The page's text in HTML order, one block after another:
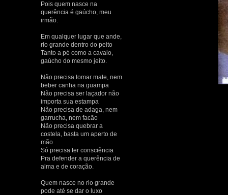
Pois quem nasce na
querência é gaúcho, meu
irmão.
Em qualquer lugar que ande,
rio grande dentro do peito
Tanto a pé como a cavalo,
gaúcho do mesmo jeito.
Não precisa tomar mate, nem
beber canha na guampa
Não precisa ser laçador não
importa sua estampa
Não precisa de adaga, nem
garrucha, nem facão
Não precisa quebrar a
costela, basta um aperto de
mão
Só precisa ter consciência
Pra defender a querência de
alma e de coração.
Quem nasce no rio grande
pode até se dar o luxo